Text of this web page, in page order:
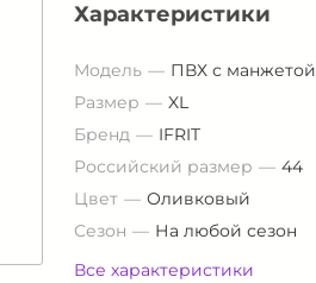
Характеристики
Модель
ПВХ с манжетой
Размер
XL
Бренд
IFRIT
Российский размер
44
Цвет
Оливковый
Сезон
На любой сезон
Все характеристики